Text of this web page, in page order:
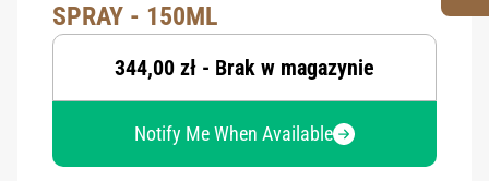
SPRAY - 150ML
344,00 zł - Brak w magazynie
Notify Me When Available